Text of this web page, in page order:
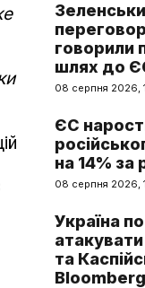
говорили
шлях до
08 серпня 2026,
ЄС
на 14% за
08 серпня 2026,
Україна
та
Bloomberg